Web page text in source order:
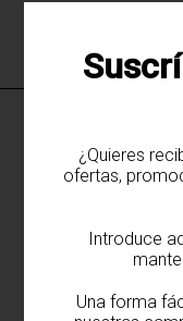
¿Quieres
ofertas,
Introduce
Una forma
Recortadora